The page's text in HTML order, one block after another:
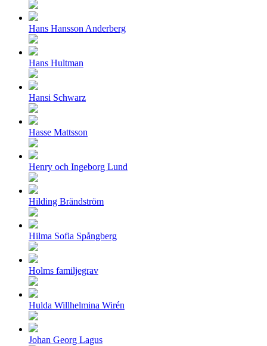
Hans Hansson Anderberg
Hans Hultman
Hansi Schwarz
Hasse Mattsson
Henry och Ingeborg Lund
Hilding Brändström
Hilma Sofia Spångberg
Holms familjegrav
Hulda Willhelmina Wirén
Johan Georg Lagus